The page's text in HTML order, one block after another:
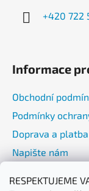
RESPEKTUJEME
+420 722
Informace
Obchodní
Podmínky
Doprava a platba
Napište nám